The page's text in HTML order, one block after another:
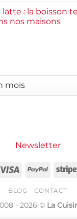
latte : la boisson
nos maisons
Newsletter
Visa PayPal
BLOG CONTACT
- 2026 © La